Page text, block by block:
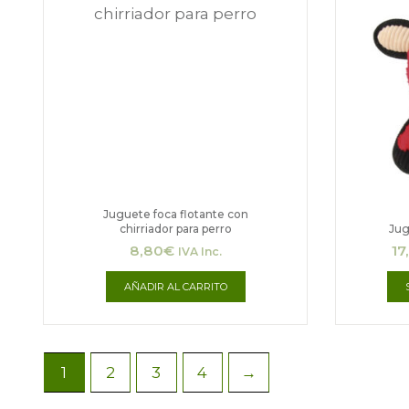
Juguete foca flotante con
chirriador para perro
8,80€ IVA Inc.
AÑADIR AL CARRITO
1 2 3 4 →